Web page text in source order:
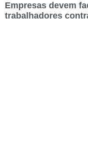
Empresas devem
trabalhadores